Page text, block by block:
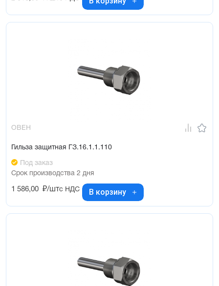
ОВЕН
Гильза защитная ГЗ.16.1.1.110
Под заказ
Срок производства 2 дня
1 586,00 ₽/штс НДС В корзину